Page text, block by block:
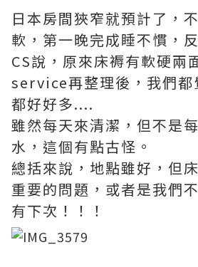
日本房間狹窄就預計了，
軟，第一晚完成睡不慣，
CS說，原來床褥有軟硬兩
service再整理後，我們都
都好好多....
雖然每天來清潔，但不是
水，這個有點古怪。
總括來說，地點雖好，但
重要的問題，或者是我們
有下次！！！